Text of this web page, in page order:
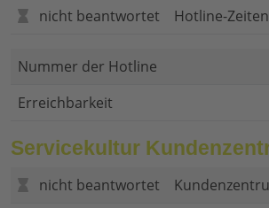
nicht beantwortet
Hotline-
Nummer der Hotline
Erreichbarkeit
Servicekultur
nicht beantwortet